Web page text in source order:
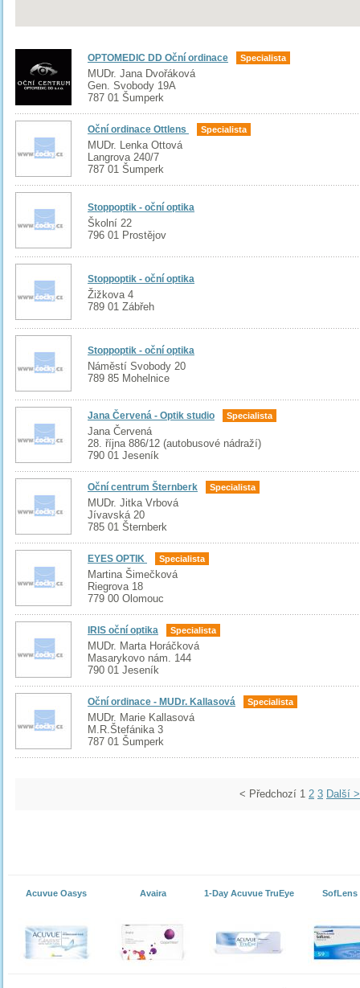
OPTOMEDIC DD Oční ordinace Specialista
MUDr. Jana Dvořáková
Gen. Svobody 19A
787 01 Šumperk
Oční ordinace Ottlens Specialista
MUDr. Lenka Ottová
Langrova 240/7
787 01 Šumperk
Stoppoptik - oční optika
Školní 22
796 01 Prostějov
Stoppoptik - oční optika
Žižkova 4
789 01 Zábřeh
Stoppoptik - oční optika
Náměstí Svobody 20
789 85 Mohelnice
Jana Červená - Optik studio Specialista
Jana Červená
28. října 886/12 (autobusové nádraží)
790 01 Jeseník
Oční centrum Šternberk Specialista
MUDr. Jitka Vrbová
Jívavská 20
785 01 Šternberk
EYES OPTIK Specialista
Martina Šimečková
Riegrova 18
779 00 Olomouc
IRIS oční optika Specialista
MUDr. Marta Horáčková
Masarykovo nám. 144
790 01 Jeseník
Oční ordinace - MUDr. Kallasová Specialista
MUDr. Marie Kallasová
M.R.Štefánika 3
787 01 Šumperk
< Předchozí 1 2 3 Další >
Acuvue Oasys Avaira 1-Day Acuvue TruEye SofLens